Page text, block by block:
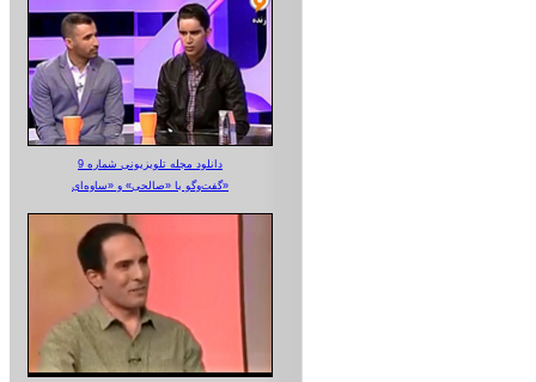
دانلود مجله تلویزیونی شماره 9
گفت‌وگو با «صالحی» و «ساوه‌ای»